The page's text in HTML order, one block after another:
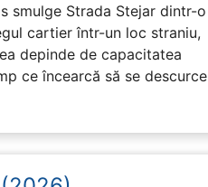
smulge Strada Stejar dintr-o
cartier într-un loc straniu,
depinde de capacitatea
ce încearcă să se descurce